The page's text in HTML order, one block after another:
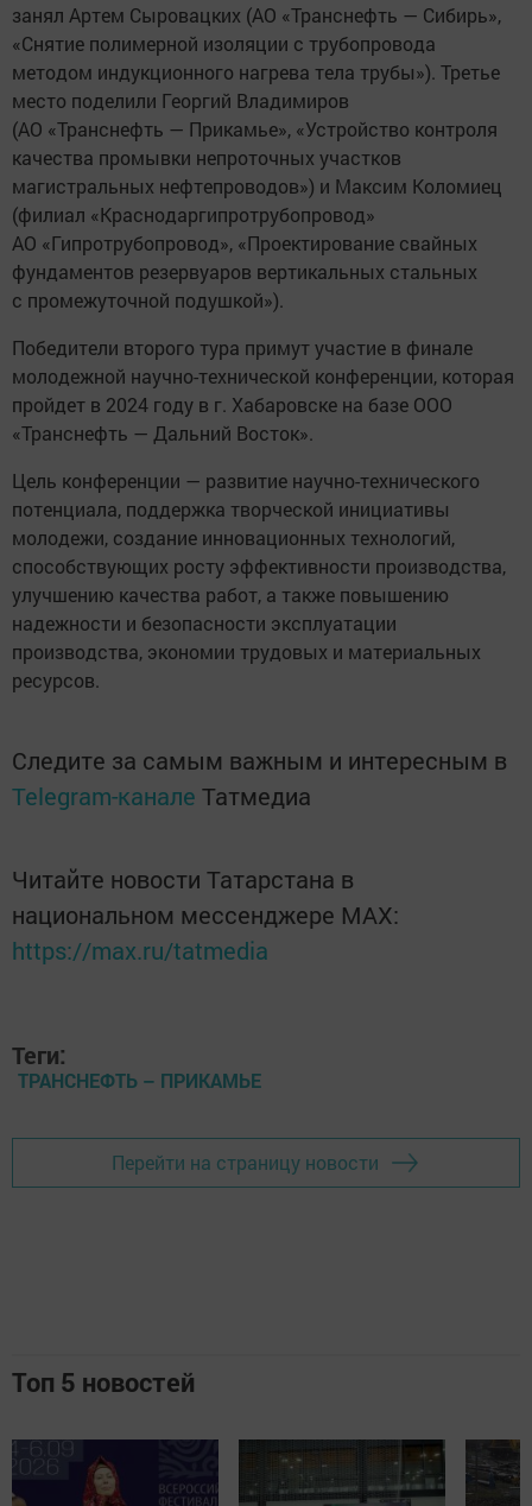
занял Артем Сыровацких (АО «Транснефть — Сибирь»,
«Снятие полимерной изоляции с трубопровода
методом индукционного нагрева тела трубы»). Третье
место поделили Георгий Владимиров
(АО «Транснефть — Прикамье», «Устройство контроля
качества промывки непроточных участков
магистральных нефтепроводов») и Максим Коломиец
(филиал «Краснодаргипротрубопровод»
АО «Гипротрубопровод», «Проектирование свайных
фундаментов резервуаров вертикальных стальных
с промежуточной подушкой»).
Победители второго тура примут участие в финале
молодежной научно-технической конференции, которая
пройдет в 2024 году в г. Хабаровске на базе ООО
«Транснефть — Дальний Восток».
Цель конференции — развитие научно-технического
потенциала, поддержка творческой инициативы
молодежи, создание инновационных технологий,
способствующих росту эффективности производства,
улучшению качества работ, а также повышению
надежности и безопасности эксплуатации
производства, экономии трудовых и материальных
ресурсов.
Следите за самым важным и интересным в
Telegram-канале Татмедиа
Читайте новости Татарстана в
национальном мессенджере MАХ:
https://max.ru/tatmedia
Теги:
ТРАНСНЕФТЬ – ПРИКАМЬЕ
Перейти на страницу новости
Топ 5 новостей